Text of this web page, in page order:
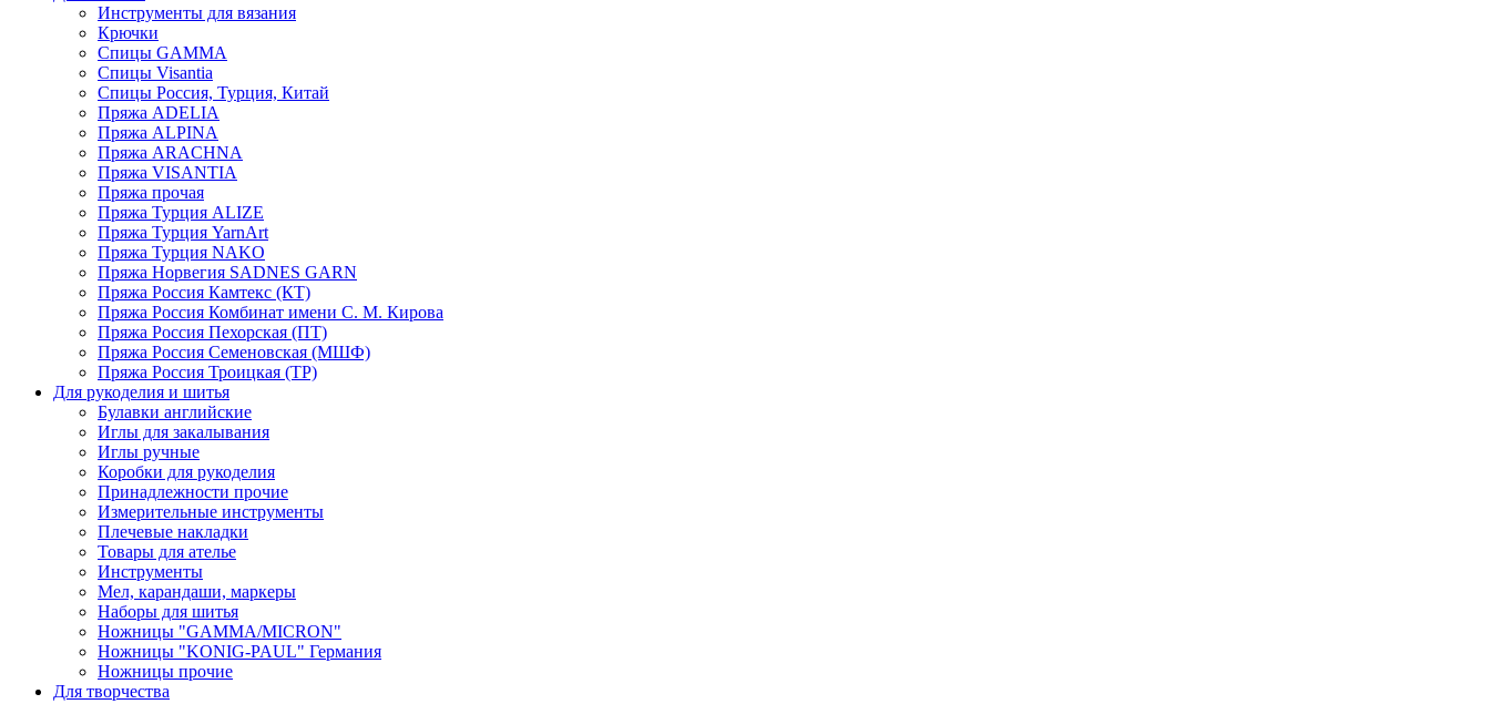
Инструменты для вязания
Крючки
Спицы GAMMA
Спицы Visantia
Спицы Россия, Турция, Китай
Пряжа ADELIA
Пряжа ALPINA
Пряжа ARACHNA
Пряжа VISANTIA
Пряжа прочая
Пряжа Турция ALIZE
Пряжа Турция YarnArt
Пряжа Турция NAKO
Пряжа Норвегия SADNES GARN
Пряжа Россия Камтекс (КТ)
Пряжа Россия Комбинат имени С. М. Кирова
Пряжа Россия Пехорская (ПТ)
Пряжа Россия Семеновская (МШФ)
Пряжа Россия Троицкая (ТР)
Для рукоделия и шитья
Булавки английские
Иглы для закалывания
Иглы ручные
Коробки для рукоделия
Принадлежности прочие
Измерительные инструменты
Плечевые накладки
Товары для ателье
Инструменты
Мел, карандаши, маркеры
Наборы для шитья
Ножницы "GAMMA/MICRON"
Ножницы "KONIG-PAUL" Германия
Ножницы прочие
Для творчества